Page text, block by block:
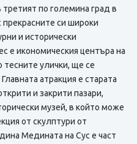
по големина град в
прекрасните си широки
и исторически
е икономическия центъра на
тесните улички, ще се
атракция е старата
и закрити пазари,
музей, в който може
от скулптури от
Медината на Сус е част